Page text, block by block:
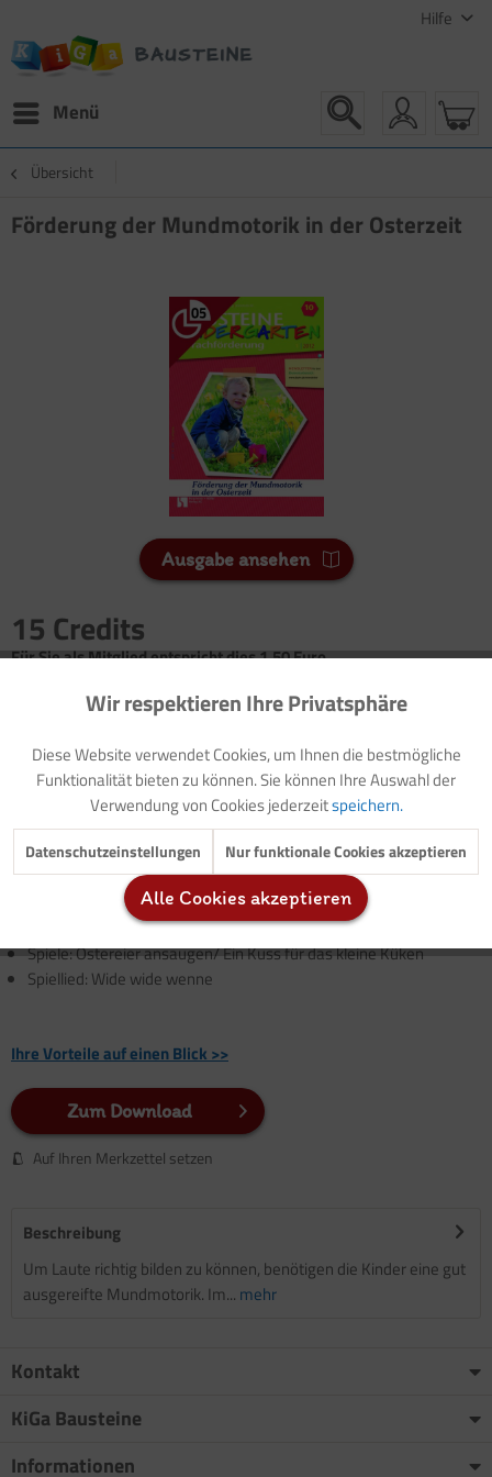
Hilfe
Menü
Übersicht
Förderung der Mundmotorik in der Osterzeit
Ausgabe ansehen
15 Credits
Für Sie als Mitglied entspricht dies 1,50 Euro.
Seitenanzahl
Vorwort: Thematische Einführung (mit Modellzielen und
Buchtipps)
Vorlage: Elternbrief
Bewegungsgeschichte: Als der Osterhase einmal seine Zunge
Spiele: Federwettpusten/ Flieg, kleines Osterei
Spiele: Ostereier ansaugen/ Ein Kuss für das kleine Küken
Spiellied: Wide wide wenne
Ihre Vorteile auf einen Blick >>
Zum Download
Auf Ihren Merkzettel setzen
Beschreibung
Um Laute richtig bilden zu können, benötigen die Kinder eine gut
ausgereifte Mundmotorik. Im... mehr
Kontakt
KiGa Bausteine
Informationen
Funktionale Aktiv
Marketing Inaktiv
Tracking Inaktiv
Inaktiv
Wir respektieren Ihre Privatsphäre
Diese Website verwendet Cookies, um Ihnen die bestmögliche
Funktionalität bieten zu können. Sie können Ihre Auswahl der
Verwendung von Cookies jederzeitspeichern.
Datenschutzeinstellungen Nur funktionale Cookies akzeptieren
Alle Cookies akzeptieren